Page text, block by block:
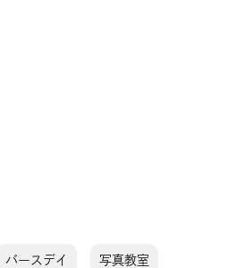
バースデイ 写真教室